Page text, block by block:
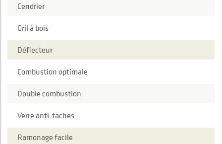
Cendrier
Gril à bois
Déflecteur
Combustion optimale
Double combustion
Verre anti-taches
Ramonage facile